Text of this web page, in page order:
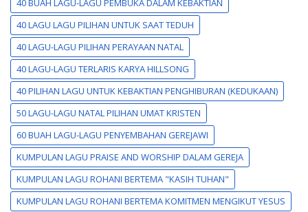
40 BUAH LAGU-LAGU PEMBUKA DALAM KEBAKTIAN
40 LAGU LAGU PILIHAN UNTUK SAAT TEDUH
40 LAGU-LAGU PILIHAN PERAYAAN NATAL
40 LAGU-LAGU TERLARIS KARYA HILLSONG
40 PILIHAN LAGU UNTUK KEBAKTIAN PENGHIBURAN (KEDUKAAN)
50 LAGU-LAGU NATAL PILIHAN UMAT KRISTEN
60 BUAH LAGU-LAGU PENYEMBAHAN GEREJAWI
KUMPULAN LAGU PRAISE AND WORSHIP DALAM GEREJA
KUMPULAN LAGU ROHANI BERTEMA "KASIH TUHAN"
KUMPULAN LAGU ROHANI BERTEMA KOMITMEN MENGIKUT YESUS